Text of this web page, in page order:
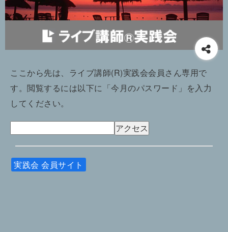
ここから先は、ライブ講師(R)実践会会員さん専用で
す。閲覧するには以下に「今月のパスワード」を入力
してください。
実践会 会員サイト